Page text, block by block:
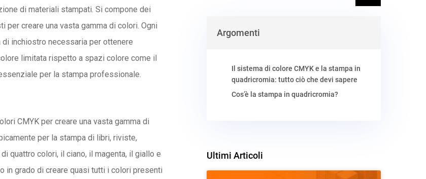
di materiali stampati. Si compone dei
per creare una vasta gamma di colori. Ogni
inchiostro necessaria per ottenere
limitata rispetto a spazi colore come il
per la stampa professionale.
CMYK per creare una vasta gamma di
per la stampa di libri, riviste,
quattro colori, il ciano, il magenta, il giallo e
in grado di creare quasi tutti i colori presenti
Argomenti
Il sistema di colore CMYK e la stampa in
quadricromia: tutto ciò che devi sapere
Cos’è la stampa in quadricromia?
Ultimi Articoli